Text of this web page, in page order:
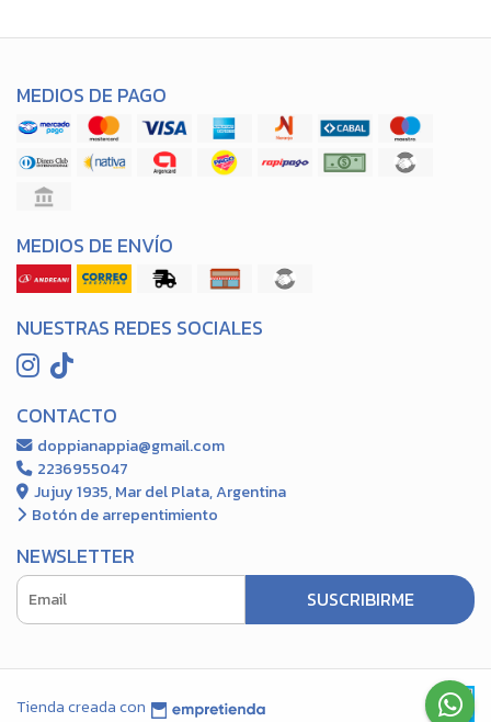
MEDIOS DE PAGO
MEDIOS DE ENVÍO
NUESTRAS REDES SOCIALES
CONTACTO
doppianappia@gmail.com
2236955047
Jujuy 1935, Mar del Plata, Argentina
Botón de arrepentimiento
NEWSLETTER
SUSCRIBIRME
Tienda creada con